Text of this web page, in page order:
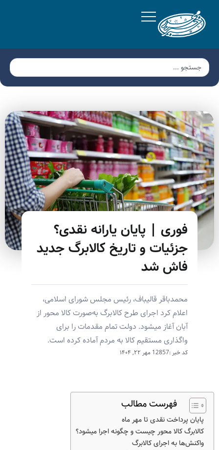
فوری | پایان یارانه نقدی؟
جزئیات و تاریخ کالابرگ جدید
فاش شد
محمدباقر قالیباف، رئیس مجلس شورای اسلامی،
اعلام کرد اجرای طرح کالابرگ به‌صورت کالا محور از
آبان آغاز میشود. دولت تمام مقدمات را برای
واگذاری مستقیم کالا به مردم آماده کرده است.
کد خبر :12857 مهر ۲۲, ۱۴۰۴
فهرست مطالب
پایان پرداخت نقدی تا مهر ماه
کالابرگ کالا محور چیست و چگونه اجرا میشود؟
واکنش‌ها به اجرای کالابرگ